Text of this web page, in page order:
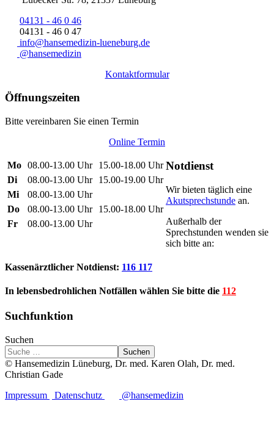
04131 - 46 0 46
04131 - 46 0 47
info@hansemedizin-lueneburg.de
@hansemedizin
Kontaktformular
Öffnungszeiten
Bitte vereinbaren Sie einen Termin
Online Termin
Mo 08.00-13.00 Uhr 15.00-18.00 Uhr
Di
08.00-13.00 Uhr
15.00-19.00 Uhr
Mi
08.00-13.00 Uhr
Do
08.00-13.00 Uhr
15.00-18.00 Uhr
Fr
08.00-13.00 Uhr
Notdienst
Wir bieten täglich eine
Akutsprechstunde an.
Außerhalb der
Sprechstunden wenden sie
sich bitte an:
Kassenärztlicher Notdienst: 116 117
In lebensbedrohlichen Notfällen wählen Sie bitte die 112
Suchfunktion
Suchen
Suchen
© Hansemedizin Lüneburg, Dr. med. Karen Olah, Dr. med.
Christian Gade
Impressum
Datenschutz @hansemedizin